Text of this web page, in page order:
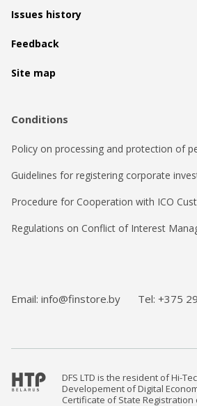
Issues history
Feedback
Site map
Conditions
Policy on processing and protection of
Guidelines for registering corporate
Procedure for Cooperation with ICO
Regulations on Conflict of Interest
Email: info@finstore.by Tel: +375
DFS LTD is the resident of Hi-
Developement of Digital
Certificate of State Registration